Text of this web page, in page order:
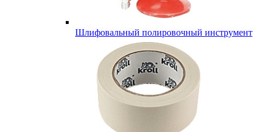
Шлифовальный полировочный инструмент